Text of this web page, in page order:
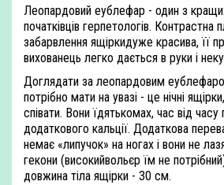
Леопардовий еублефар - один з
початківців герпетологів. Контрастна
забарвлення ящіркидуже красива, її
вихованець легко дається в руки і
Доглядати за леопардовим
потрібно мати на увазі - це нічні
співати. Вони їдятькомах, час від
додаткового кальції. Додаткова
немає «липучок» на ногах і вони не
гекони (високийвольєр їм не
довжина тіла ящірки - 30 см.